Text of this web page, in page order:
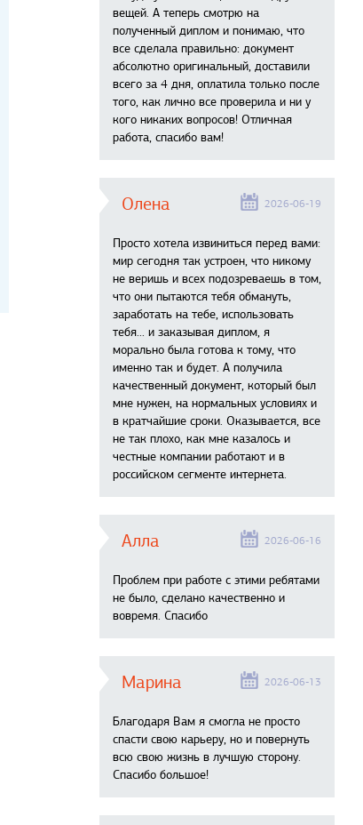
вещей. А теперь смотрю на
полученный диплом и понимаю, что
все сделала правильно: документ
абсолютно оригинальный, доставили
всего за 4 дня, оплатила только после
того, как лично все проверила и ни у
кого никаких вопросов! Отличная
работа, спасибо вам!
Олена 2026-06-19
Просто хотела извиниться перед вами:
мир сегодня так устроен, что никому
не веришь и всех подозреваешь в том,
что они пытаются тебя обмануть,
заработать на тебе, использовать
тебя... и заказывая диплом, я
морально была готова к тому, что
именно так и будет. А получила
качественный документ, который был
мне нужен, на нормальных условиях и
в кратчайшие сроки. Оказывается, все
не так плохо, как мне казалось и
честные компании работают и в
российском сегменте интернета.
Алла 2026-06-16
Проблем при работе с этими ребятами
не было, сделано качественно и
вовремя. Спасибо
Марина 2026-06-13
Благодаря Вам я смогла не просто
спасти свою карьеру, но и повернуть
всю свою жизнь в лучшую сторону.
Спасибо большое!